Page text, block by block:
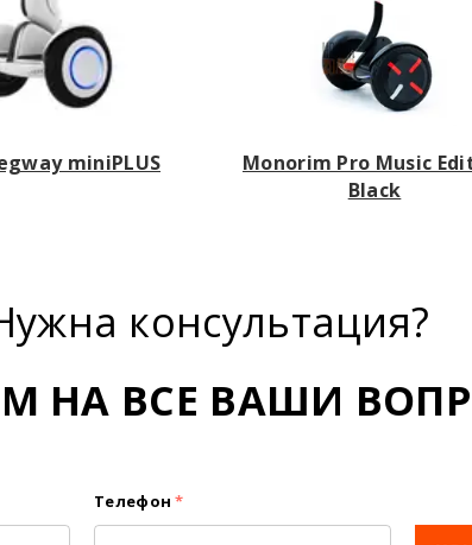
miniPLUS
Monorim Pro Music
Black
консультация?
НА ВСЕ ВАШИ
Телефон *